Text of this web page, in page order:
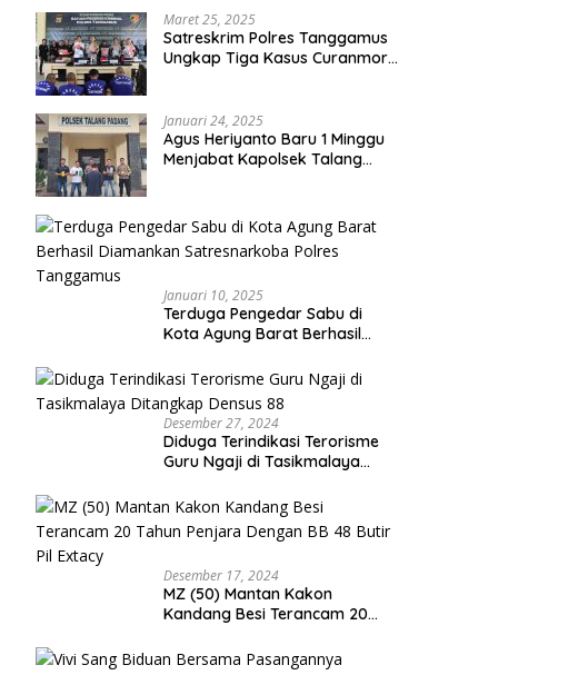
Maret 25, 2025
Satreskrim Polres Tanggamus
Ungkap Tiga Kasus Curanmor,
Januari 24, 2025
Agus Heriyanto Baru 1 Minggu
Menjabat Kapolsek Talang
Januari 10, 2025
Terduga Pengedar Sabu di
Kota Agung Barat Berhasil
Polres Tanggamus
Desember 27, 2024
Diduga Terindikasi Terorisme
Guru Ngaji di Tasikmalaya
Desember 17, 2024
MZ (50) Mantan Kakon
Kandang Besi Terancam 20
Butir Pil Extacy